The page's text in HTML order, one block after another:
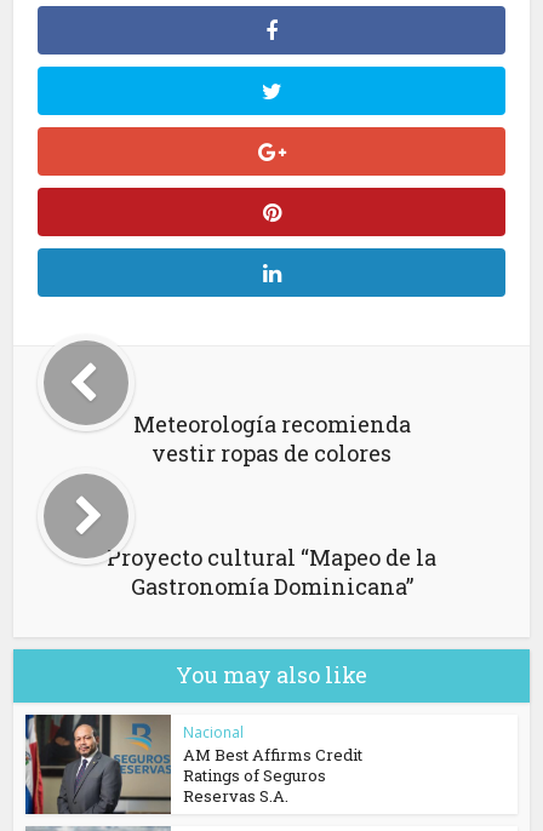
Meteorología recomienda
vestir ropas de colores
Proyecto cultural “Mapeo de la
Gastronomía Dominicana”
You may also like
Nacional
AM Best Affirms Credit
Ratings of Seguros
Reservas S.A.